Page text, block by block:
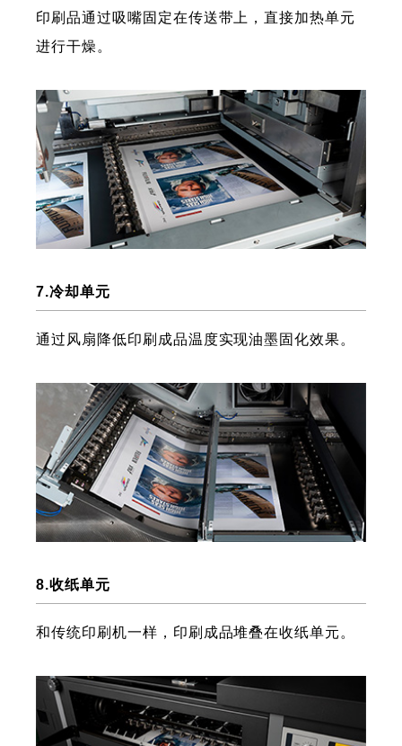
印刷品通过吸嘴固定在传送带上，直接加热单元
进行干燥。
7.冷却单元
通过风扇降低印刷成品温度实现油墨固化效果。
8.收纸单元
和传统印刷机一样，印刷成品堆叠在收纸单元。